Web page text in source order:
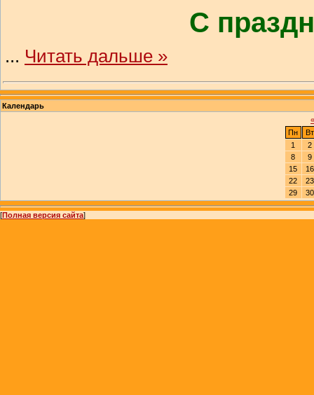
С
... Читать дальше »
Календарь
«
Пн
Вт
1
2
8
9
15
16
22
23
29
30
[Полная версия сайта]